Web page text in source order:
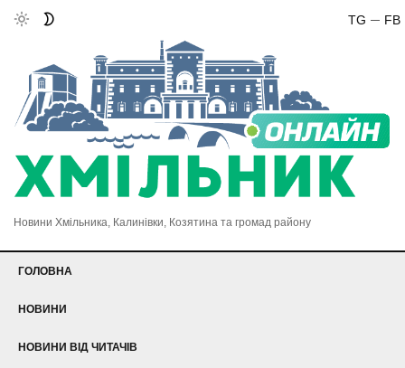
FB
TG
Новини Хмільника, Калинівки, Козятина та громад району
ГОЛОВНА
НОВИНИ
НОВИНИ ВІД ЧИТАЧІВ